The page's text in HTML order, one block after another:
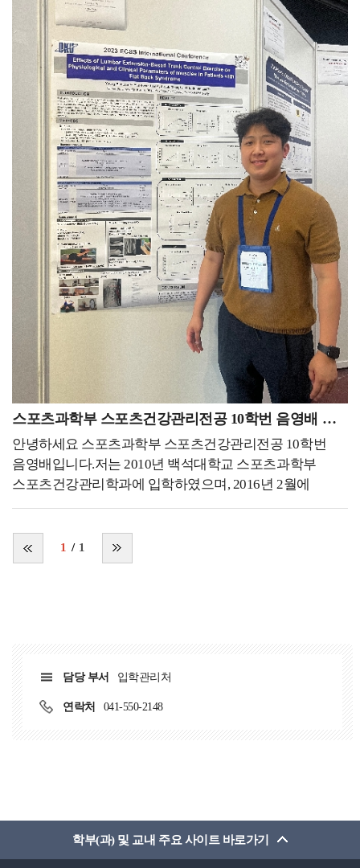
피드백을 받으면서 실전 감각을 많이 키웠던 것 같습니다.
백녹담 : 마지막으로 승무원을 꿈꾸는 후배들에게 해주고
싶은 말씀이 있을까요? 우성하 동문 : 사실 진짜
바늘구멍같이 작은 틈 사이로 치열하게 경쟁해야지만 될
수 있는 직업이라고 생각합니다. 그래서 본인에 대한
강점을 확실하게 만드는 걸 추천해 드립니다. 또 많이
지원하다 보면 떨어질 때 스스로에 대한 의구심도 들고
자존감도 낮아지겠지만, 누구보다 자신을 믿고 열심히
하면 될 거라고 생각합니다!
여행을 돕는 승무원이 있다는 것을 알게 되었고,
KTX승무원이라면 제 자신이 즐겁게, 행복하게 근무할 수
있으면서추후 항공객실승무원이 되기까지 좋은 경험과
경력이 될 거라 확신이 들어 지원하게
되었습니다.KTX에서 열차승무원으로서 근무한 2년
3개월이라는 시간 덕분에 저는 견문을 넓히며 더 많은
경험을 할 수 있었고, 매일 천명이 넘는 고객들을 만나
소통할 수 있었으며승무와 관련된 직무를 수행하며 저의
서비스 커리어를 성장시켰습니다. 코로나19라는 절망적인
상황 속에서도 저를 한층 더 발전시킬 수 있었습니다.
근무를 하면서도 언젠가 다시 열릴 항공사 채용에
대비하여 꾸준히 토익, 토익스피킹, 영어회화를 공부하며
어학성적을 관리했습니다.또 계속해서 국외여행인솔자,
안전관리지도사 등 항공사 채용에 도움이 될만한 자격증을
취득하며 시간을 보냈습니다.그러다 2023년, 항공업계가
다시 활발해지고 있는 지금 27살이라는 어리지 않은
나이에 다시 항공객실승무원에 도전해 꿈에 그리던
대한항공 객실승무원에 최종합격하게 되었습니다. 내가
하고싶은 일이 타의로, 어떠한 예기치 못한 상황으로 인해
시도조차 못 하는 상황이 있을 수 있잖아요. 그 때 낙담해
있기보다는 더 좋은 방향을 잡아 새로운 일에 도전하고,
본인을 더 성장시키는 것이 중요하다고 생각합니다.
여러분들도 무엇이든 실패를 두려워하기보단 이것저것
여러 방면으로 도전함으로써 세상을 더 넓고 다양하게
및 보고서 작성, 연구과제 관리 등 연구원으로써 치과계
발전을 위해 힘쓰고 있습니다.이 직업을 갖기 전에는
치과에서 임상 치과위생사로 근무를 했습니다. 치과에서
일을 하며 치위생학에 대해 더욱더 큰 매력을 느꼈고,
치과에서 생기는 일들에 대해 더 연구해보고싶다는 생각이
들어 대학원을 들어가게 되었습니다. 그렇게 석사 과정을
이수하게 되었고, 이 과정 중에 저의 적성에는 연구와
결과물을 만드는 일이 잘 맞는다는 생각이 들어 연구직을
희망하게 되었습니다. 그렇게 제 적성을 찾고, 취업처를
알아보다 좋은 기회로 치과의료정책연구원에 입사하게
되었습니다.연구원 일을 하다보면 아무리 적성에 맞다고
하더라도 연구를 하고, 자료를 만드는 일이 고되다고
느껴지기도 합니다. 하지만 조금 더 인내하고 결과물을
완성하면, 다른 사람들 눈에는 안이뻐 보일 수 있어도 제
눈에는 이뻐보이는 결과물들이 생겨 보람을 느낍니다.
그리고 그 결과물들을 통해 정책 개선을 위한 활동들로
이어지는데, 그 활동의 결실로 정책이 변화한다는
이야기를 들을 때엔 세상을 조금이나마 더 나아지게하는데
일조했다는 생각에 뿌듯해지기도 합니다.연구원으로써
일을 하다보면, 다양한 분야의 멋진 연구자분들의 연구와
결과물들을 보게됩니다. 기발하고 과학적인 연구 방법들을
통해 현상을 여러 각도에서 바라보고, 파악함으로써
세상에 숨어있던 현상들을 명확하게 볼수 있다고
생각합니다. 그렇기에 하나님께서 만드시고, 사람들이
학문적으로 더욱 공부를 하고, 연구하는 방법을 더욱
전파하고자 함에 힘쓴다고 생각했습니다. 그리고 그 때의
따뜻했던 기억은 아직도 제가 세상을 살아가는 원동력 중
하나가 된다고 자부할정도로 값집니다. 하지만 졸업하고난
아니였다면, 매주 채플을 드리지 않았다면, 여러 목사님과
교수님들의 기도가 없었다면 누릴 수 없는
은혜였을것입니다. 그렇기에 졸업생으로써
스포츠과학부 스포츠건강관리전공 10학번 음영배 동문
안녕하세요 스포츠과학부 스포츠건강관리전공 10학번
음영배입니다.저는 2010년 백석대학교 스포츠과학부
스포츠건강관리학과에 입학하였으며, 2016년 2월에
진로에 대한 필요로써 체육관련 직업이 적합하다는 생각이
지배적이었습니다. 그러나 대학에 입학하여 전공 관련
경험을 쌓았으며, 이후에 병원에서 수술 후 재활운동과
만성 근골격계 통증 환자를 대상으로 운동 처방 및 지도를
체형교정 및 선수 트레이닝에 대한 많은 견문을 쌓게
되었습니다. 이후에 재활전문 센터에 근무하였고, 현재는
1 1
담당 부서 입학관리처
연락처 041-550-2148
학부(과) 및 교내 주요 사이트 바로가기